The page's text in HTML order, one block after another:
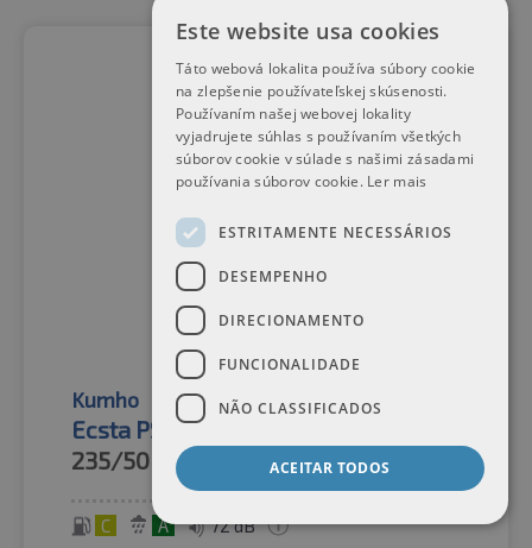
Kumho Pneus de verão
Ecsta PS71 XL
235/50R18
C A 72 dB
Este website usa cookies
Táto webová lokalita používa súbory cookie
na zlepšenie používateľskej skúsenosti.
Používaním našej webovej lokality
vyjadrujete súhlas s používaním všetkých
súborov cookie v súlade s našimi zásadami
používania súborov cookie. Ler mais
ESTRITAMENTE NECESSÁRIOS
DESEMPENHO
DIRECIONAMENTO
FUNCIONALIDADE
NÃO CLASSIFICADOS
ACEITAR TODOS